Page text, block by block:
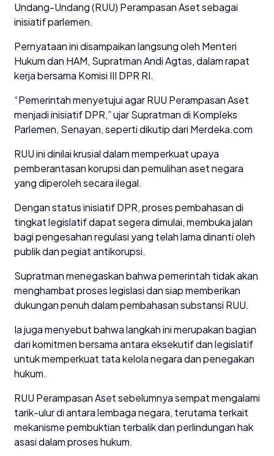
Undang-Undang (RUU) Perampasan Aset sebagai
inisiatif parlemen.
Pernyataan ini disampaikan langsung oleh Menteri
Hukum dan HAM, Supratman Andi Agtas, dalam rapat
kerja bersama Komisi III DPR RI.
“Pemerintah menyetujui agar RUU Perampasan Aset
menjadi inisiatif DPR,” ujar Supratman di Kompleks
Parlemen, Senayan, seperti dikutip dari Merdeka.com
RUU ini dinilai krusial dalam memperkuat upaya
pemberantasan korupsi dan pemulihan aset negara
yang diperoleh secara ilegal.
Dengan status inisiatif DPR, proses pembahasan di
tingkat legislatif dapat segera dimulai, membuka jalan
bagi pengesahan regulasi yang telah lama dinanti oleh
publik dan pegiat antikorupsi.
Supratman menegaskan bahwa pemerintah tidak akan
menghambat proses legislasi dan siap memberikan
dukungan penuh dalam pembahasan substansi RUU.
Ia juga menyebut bahwa langkah ini merupakan bagian
dari komitmen bersama antara eksekutif dan legislatif
untuk memperkuat tata kelola negara dan penegakan
hukum.
RUU Perampasan Aset sebelumnya sempat mengalami
tarik-ulur di antara lembaga negara, terutama terkait
mekanisme pembuktian terbalik dan perlindungan hak
asasi dalam proses hukum.